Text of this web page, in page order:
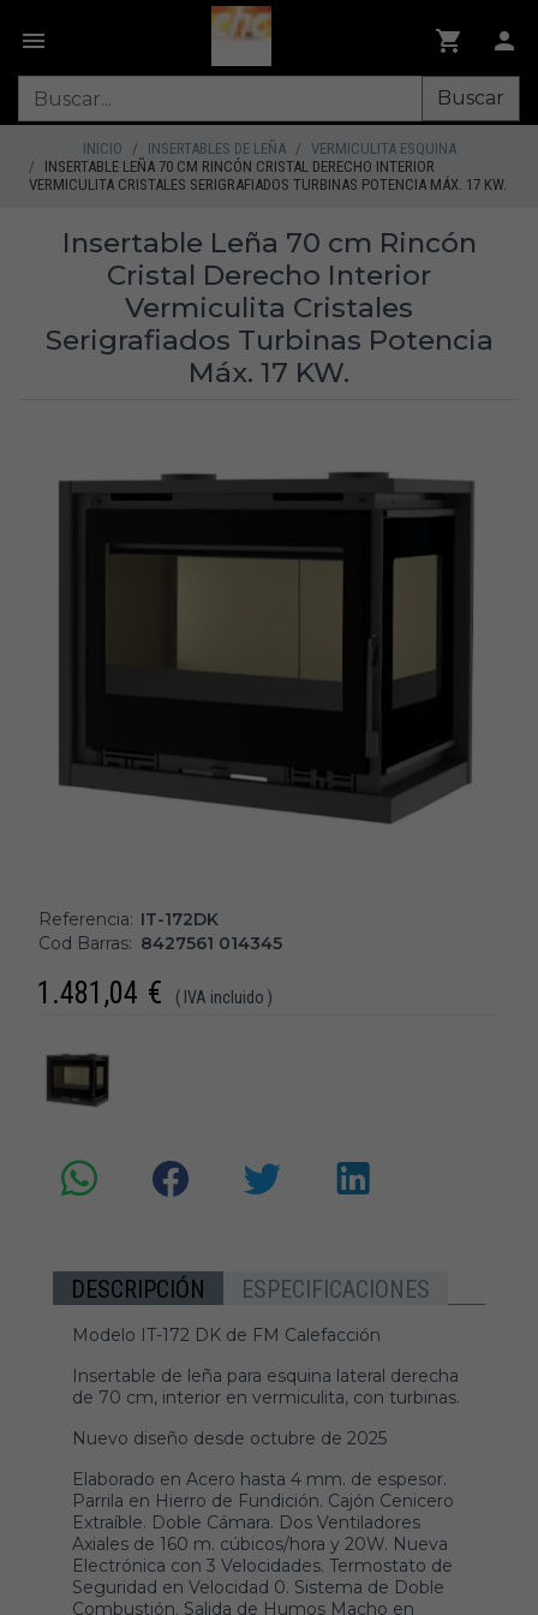
Buscar
INICIO INSERTABLES DE LEÑA
VERMICULITA ESQUINA
INSERTABLE LEÑA 70 CM RINCÓN CRISTAL DERECHO INTERIOR
VERMICULITA CRISTALES SERIGRAFIADOS TURBINAS POTENCIA MÁX. 17 KW.
Insertable Leña 70 cm Rincón
Cristal Derecho Interior
Vermiculita Cristales
Serigrafiados Turbinas Potencia
Máx. 17 KW.
Referencia: IT-172DK
Cod Barras: 8427561 014345
1.481,04 € ( IVA incluido )
DESCRIPCIÓN ESPECIFICACIONES
Modelo IT-172 DK de FM Calefacción
Insertable de leña para esquina lateral derecha
de 70 cm, interior en vermiculita, con turbinas.
Nuevo diseño desde octubre de 2025
Elaborado en Acero hasta 4 mm. de espesor.
Parrila en Hierro de Fundición. Cajón Cenicero
Extraíble. Doble Cámara. Dos Ventiladores
Axiales de 160 m. cúbicos/hora y 20W. Nueva
Electrónica con 3 Velocidades. Termostato de
Seguridad en Velocidad 0. Sistema de Doble
Combustión. Salida de Humos Macho en